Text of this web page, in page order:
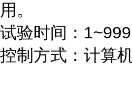
用。
试验时间：
控制方式：计算